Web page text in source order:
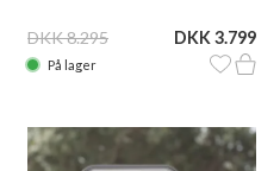
DKK 8.295 DKK 3.799
På lager